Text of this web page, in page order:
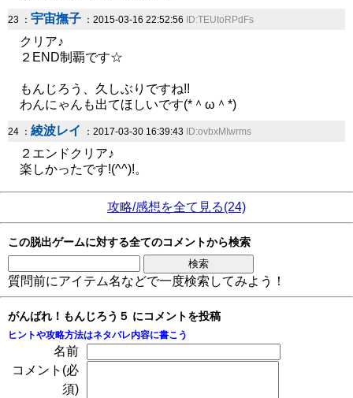
23 ： 宇宙撫子 ：2015-03-16 22:52:56 ID:TEUtoRPdFs
クリア♪
２END制覇です☆
もんじろう、久しぶりですね!!
わんにゃんも出てほしいです(*＾ω＾*)
24 ： 綾波レイ ：2017-03-30 16:39:43 ID:ovbxMIwrms
２エンドクリア♪
楽しかったです!(^^)!。
攻略/感想を全て見る(24)
この脱出ゲームに対する全てのコメントから検索
質問前にアイテム名などで一度検索してみよう！
がんばれ！もんじろう５ にコメントを投稿
ヒントや攻略方法はネタバレ内容に書こう
名前
コメント(必
須)